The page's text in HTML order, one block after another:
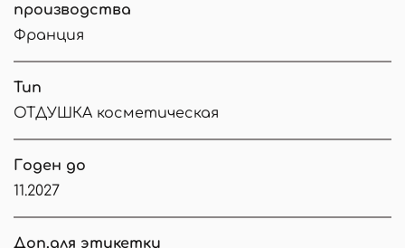
производства
Франция
Тип
ОТДУШКА косметическая
Годен до
11.2027
Доп.для этикетки